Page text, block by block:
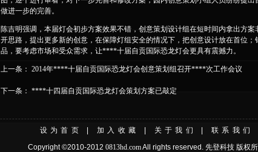
做进一步的完善。
陈吉明强调，本届灯会初步方案效果不错，创意策划设计组在短时间内拿出方
开思路，提出更多新的创意，在保障灯组安全的情况下，把创意设计放在首位
品，要考虑市场和受众需求，让****十届自贡国际恐龙灯会更具有震撼力。
上一条： 2014年****十届自贡国际恐龙灯会创意策划组召开****次工作会议
下一条： ****十四届自贡国际恐龙灯会策划方案已敲定
设为首页 |加入收藏 关于我们
联系我们
Copyright ©2010-2012 0813hd.comAll rights reserved. 先登科技 版权